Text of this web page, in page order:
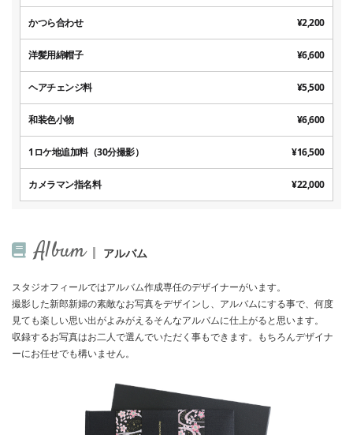
かつら合わせ ¥2,200
洋髪用綿帽子 ¥6,600
ヘアチェンジ料 ¥5,500
和装色小物 ¥6,600
1ロケ地追加料（30分撮影） ¥16,500
カメラマン指名料 ¥22,000
Album アルバム
スタジオフィールではアルバム作成専任のデザイナーがいます。
撮影した新郎新婦の素敵なお写真をデザインし、アルバムにする事で、何度
見ても楽しい思い出がよみがえるそんなアルバムに仕上がると思います。
収録するお写真はお二人で選んでいただく事もできます。もちろんデザイナ
ーにお任せでも構いません。